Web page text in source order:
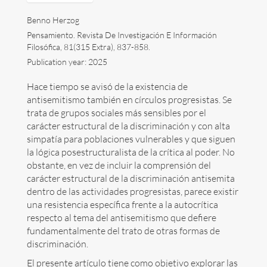
Divulgación
Próximos eventos
Contacto
English
Buscar:
Benno Herzog
Pensamiento. Revista De Investigación E Información
Filosófica, 81(315 Extra), 837-858.
Publication year: 2025
Hace tiempo se avisó de la existencia de
antisemitismo también en círculos progresistas. Se
trata de grupos sociales más sensibles por el
carácter estructural de la discriminación y con alta
simpatía para poblaciones vulnerables y que siguen
la lógica posestructuralista de la crítica al poder. No
obstante, en vez de incluir la comprensión del
carácter estructural de la discriminación antisemita
dentro de las actividades progresistas, parece existir
una resistencia específica frente a la autocrítica
respecto al tema del antisemitismo que defiere
fundamentalmente del trato de otras formas de
discriminación.
El presente artículo tiene como objetivo explorar las